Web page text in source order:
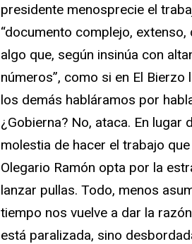
presidente menosprecie el
“documento complejo,
algo que, según insinúa con
números”, como si en El
los demás habláramos por
¿Gobierna? No, ataca. En lugar
molestia de hacer el trabajo
Olegario Ramón opta por la
lanzar pullas. Todo, menos
tiempo nos vuelve a dar la
está paralizada, sino